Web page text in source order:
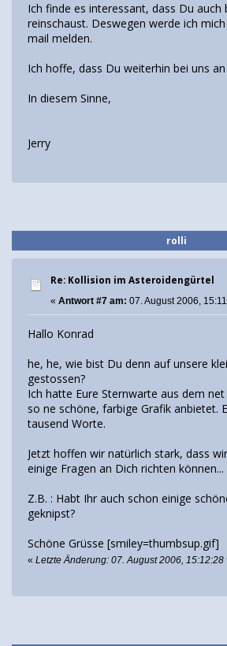
Ich finde es interessant, dass Du auch
reinschaust. Deswegen werde ich
mail melden.
Ich hoffe, dass Du weiterhin bei uns
In diesem Sinne,
Jerry
rolli
Re: Kollision im Asteroidengürtel
« Antwort #7 am: 07. August 2006,
Hallo Konrad
he, he, wie bist Du denn auf unsere
gestossen?
Ich hatte Eure Sternwarte aus dem
so ne schöne, farbige Grafik anbietet.
tausend Worte.
Jetzt hoffen wir natürlich stark, dass
einige Fragen an Dich richten können...
Z.B. : Habt Ihr auch schon einige
geknipst?
Schöne Grüsse [smiley=thumbsup.gif]
« Letzte Änderung: 07. August 2006, 15:12:28